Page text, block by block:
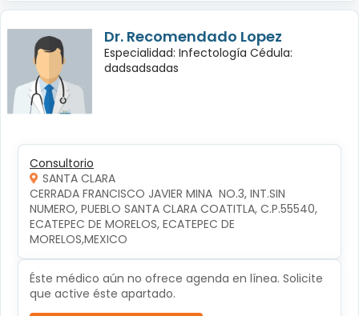
Dr. Recomendado Lopez
Especialidad: Infectología Cédula:
dadsadsadas
Consultorio
SANTA CLARA
CERRADA FRANCISCO JAVIER MINA  NO.3, INT.SIN
NUMERO, PUEBLO SANTA CLARA COATITLA, C.P.55540,
ECATEPEC DE MORELOS, ECATEPEC DE
MORELOS,MEXICO
Éste médico aún no ofrece agenda en línea. Solicite
que active éste apartado.